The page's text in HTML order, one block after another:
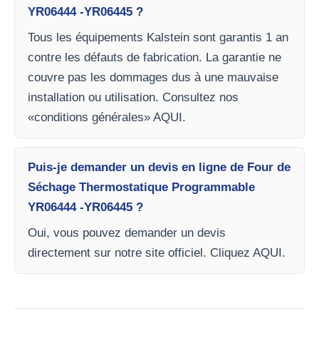
YR06444 -YR06445 ?
Tous les équipements Kalstein sont garantis 1 an
contre les défauts de fabrication. La garantie ne
couvre pas les dommages dus à une mauvaise
installation ou utilisation. Consultez nos
«conditions générales» AQUI.
Puis-je demander un devis en ligne de Four de
Séchage Thermostatique Programmable
YR06444 -YR06445 ?
Oui, vous pouvez demander un devis
directement sur notre site officiel. Cliquez AQUI.